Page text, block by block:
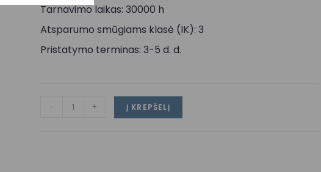
Tarnavimo laikas: 30000 h
Atsparumo smūgiams klasė (IK): 3
Pristatymo terminas: 3-5 d. d.
- + Į KREPŠELĮ